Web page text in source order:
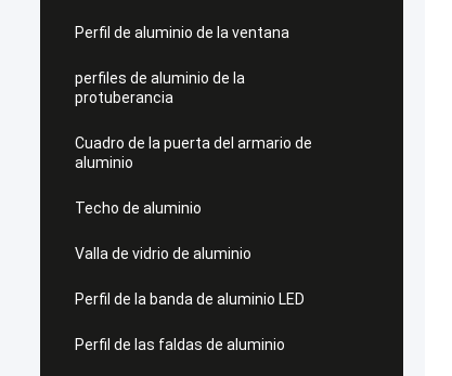
Perfil de aluminio de la ventana
perfiles de aluminio de la
protuberancia
Cuadro de la puerta del armario de
aluminio
Techo de aluminio
Valla de vidrio de aluminio
Perfil de la banda de aluminio LED
Perfil de las faldas de aluminio